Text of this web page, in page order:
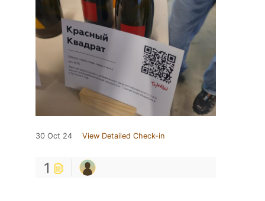
30 Oct 24 View Detailed Check-in
1